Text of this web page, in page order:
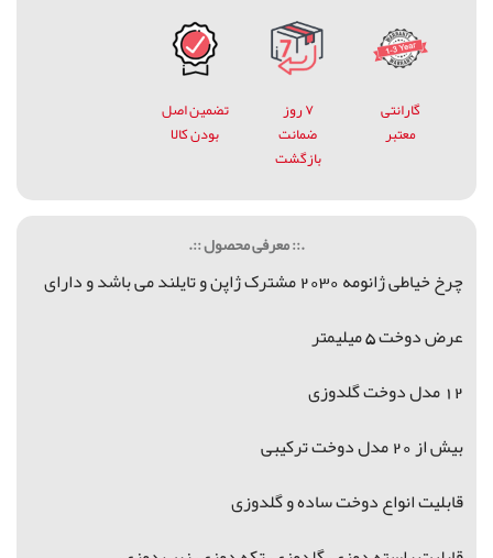
گارانتی
معتبر
۷ روز
ضمانت
بازگشت
تضمین اصل
بودن کالا
.:: معرفی محصول ::.
چرخ خیاطی ژانومه 2030 مشترک ژاپن و تایلند می باشد و دارای
عرض دوخت 5 میلیمتر
12 مدل دوخت گلدوزی
بیش از 20 مدل دوخت ترکیبی
قابلیت انواع دوخت ساده و گلدوزی